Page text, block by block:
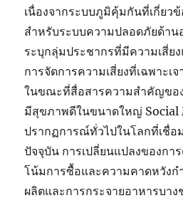
เนื่องจากระบบภูมิคุ้มกันที่เกี่ยว
สำหรับระบบความปลอดภัยด้าน
ระบุกลุ่มประชากรที่มีความเสี่ย
การจัดการความเสี่ยงที่เฉพาะเ
ในขณะที่สื่อสารความสำคัญขอ
มีสุขภาพดีในขนาดใหญ่ Social
ปรากฏการณ์ทั่วไปในโลกที่เชื่อ
ปัจจุบัน การเปลี่ยนแปลงของกา
โน้มการซื้อและความคาดหวังก
ผลิตและการกระจายอาหารบาง